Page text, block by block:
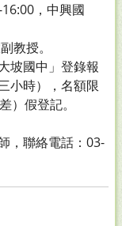
，中興國
教授。
坡國中」登錄報
小時），名額限
）假登記。
，聯絡電話：03-